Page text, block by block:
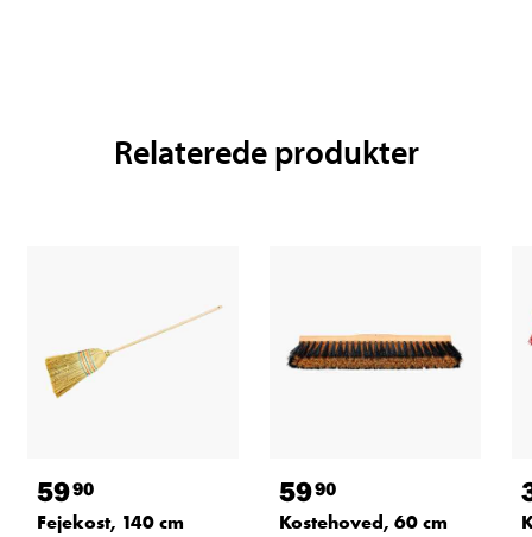
Relaterede produkter
5990
Fejekost, 140 cm
5990
Kostehoved, 60 cm